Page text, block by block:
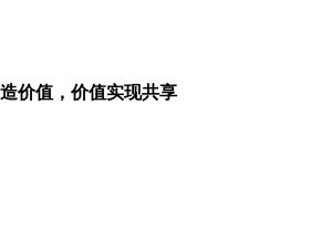
价值，价值实现共享